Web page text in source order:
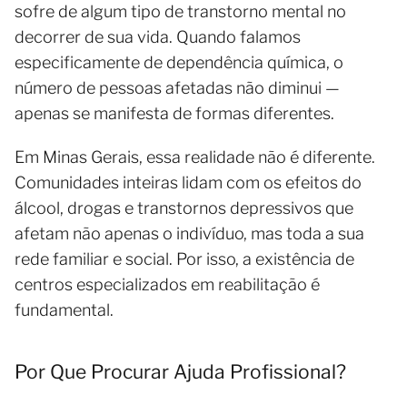
sofre de algum tipo de transtorno mental no
decorrer de sua vida. Quando falamos
especificamente de dependência química, o
número de pessoas afetadas não diminui —
apenas se manifesta de formas diferentes.
Em Minas Gerais, essa realidade não é diferente.
Comunidades inteiras lidam com os efeitos do
álcool, drogas e transtornos depressivos que
afetam não apenas o indivíduo, mas toda a sua
rede familiar e social. Por isso, a existência de
centros especializados em reabilitação é
fundamental.
Por Que Procurar Ajuda Profissional?